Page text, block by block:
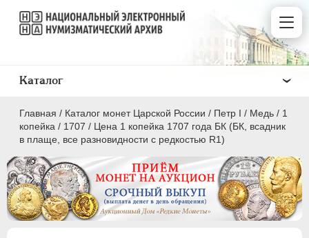
Главная / Каталог монет Царской России / Пeтр I / Медь / 1
копейка / 1707 / Цена 1 копейка 1707 года БК (БК, всадник
в плаще, все разновидности с редкостью R1)
Каталог
ПEТР I 1699 - 1725